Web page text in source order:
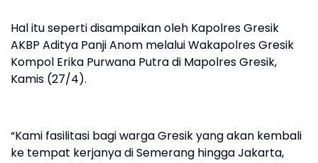
Hal itu seperti disampaikan oleh Kapolres Gresik
AKBP Aditya Panji Anom melalui Wakapolres Gresik
Kompol Erika Purwana Putra di Mapolres Gresik,
Kamis (27/4).
“Kami fasilitasi bagi warga Gresik yang akan kembali
ke tempat kerjanya di Semerang hingga Jakarta,